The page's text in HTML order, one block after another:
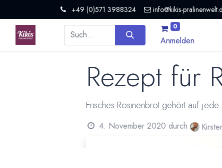
+49 (0)571 3988324 info@kikis-
0
Anmelden
Rezept für
Frisches Rosinenbrot gehört auf jede
4. November 2020 durch